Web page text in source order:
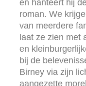
en hanteert hij
roman. We
van meerdere
laat ze zien met
en
bij de
Birney via zijn
aangezette